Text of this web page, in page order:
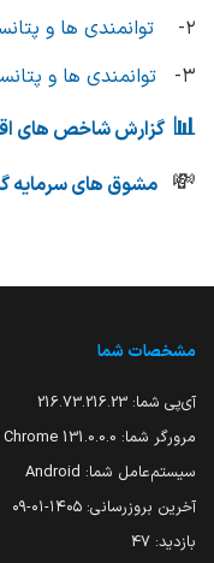
۲-
توانمندی ها و
۳-
توانمندی ها و
📊 گزارش شاخص های
💸 مشوق های سرمایه
مشخصات شما
آی‌پی شما: 216.73.216.23
مرورگر شما: 131.0.0.0 Chrome
سیستم‌عامل شما: Android
آخرین بروزرسانی: ۱۴۰۵-۰۱-۰۹
بازدید: 47